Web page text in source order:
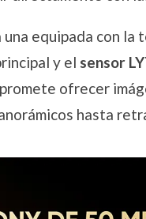
una equipada con la
y el sensor
ofrecer
hasta